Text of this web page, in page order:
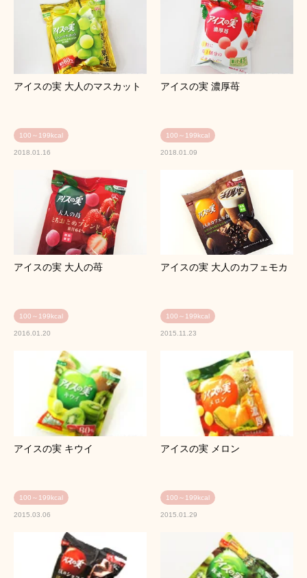
アイスの実 大人のマスカット
100～199kcal
2018.01.16
アイスの実 濃厚苺
100～199kcal
2018.01.09
アイスの実 大人の苺
100～199kcal
2016.01.20
アイスの実 大人のカフェモカ
100～199kcal
2015.11.23
アイスの実 キウイ
100～199kcal
2015.03.06
アイスの実 メロン
100～199kcal
2015.01.29